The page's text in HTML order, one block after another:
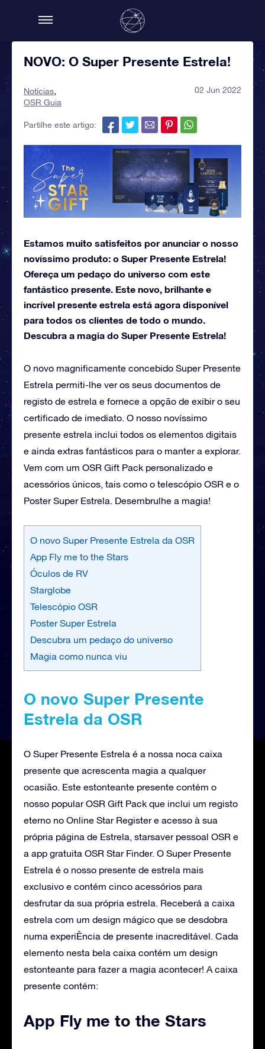
NOVO: O Super Presente Estrela!
Notícias
OSR Guia
02 Jun 2022
Partilhe este artigo:
Estamos muito satisfeitos por anunciar o nosso
novíssimo produto: o Super Presente Estrela!
Ofereça um pedaço do universo com este
fantástico presente. Este novo, brilhante e
incrível presente estrela está agora disponível
para todos os clientes de todo o mundo.
Descubra a magia do Super Presente Estrela!
O novo magnificamente concebido Super Presente
Estrela permiti-lhe ver os seus documentos de
registo de estrela e fornece a opção de exibir o seu
certificado de imediato. O nosso novíssimo
presente estrela inclui todos os elementos digitais
e ainda extras fantásticos para o manter a explorar.
Vem com um OSR Gift Pack personalizado e
acessórios únicos, tais como o telescópio OSR e o
Poster Super Estrela. Desembrulhe a magia!
O novo Super Presente Estrela da OSR
App Fly me to the Stars
Óculos de RV
Starglobe
Telescópio OSR
Poster Super Estrela
Descubra um pedaço do universo
Magia como nunca viu
O novo Super Presente
Estrela da OSR
O Super Presente Estrela é a nossa noca caixa
presente que acrescenta magia a qualquer
ocasião. Este estonteante presente contém o
nosso popular OSR Gift Pack que inclui um registo
eterno no Online Star Register e acesso à sua
própria página de Estrela, starsaver pessoal OSR e
a app gratuita OSR Star Finder. O Super Presente
Estrela é o nosso presente de estrela mais
exclusivo e contém cinco acessórios para
desfrutar da sua própria estrela. Receberá a caixa
estrela com um design mágico que se desdobra
numa experiÊncia de presente inacreditável. Cada
elemento nesta bela caixa contém um design
estonteante para fazer a magia acontecer! A caixa
presente contém:
App Fly me to the Stars